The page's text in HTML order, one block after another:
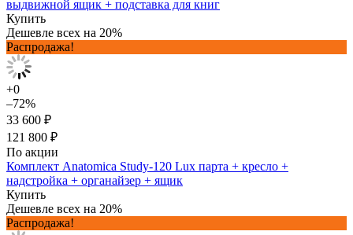
выдвижной ящик + подставка для книг
Купить
Дешевле всех на 20%
Распродажа!
+0
–72%
33 600 ₽
121 800 ₽
По акции
Комплект Anatomica Study-120 Lux парта + кресло +
надстройка + органайзер + ящик
Купить
Дешевле всех на 20%
Распродажа!